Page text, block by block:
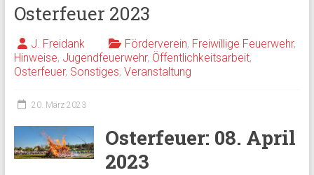
Osterfeuer 2023
J. Freidank Förderverein, Freiwillige Feuerwehr,
Hinweise, Jugendfeuerwehr, Öffentlichkeitsarbeit,
Osterfeuer, Sonstiges, Veranstaltung
20. März 2023
Osterfeuer: 08. April
2023